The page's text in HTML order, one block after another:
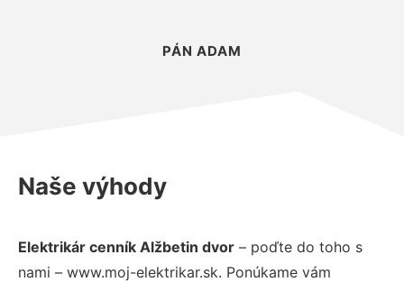
PÁN ADAM
Naše výhody
Elektrikár cenník Alžbetin dvor – poďte do toho s
nami – www.moj-elektrikar.sk. Ponúkame vám